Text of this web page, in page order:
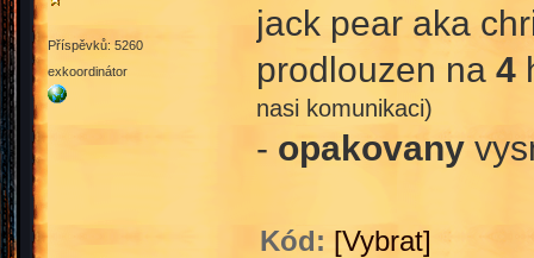
Příspěvků: 5260
exkoordinátor
jack pear aka
prodlouzen na 4
nasi komunikaci)
- opakovany
Kód: [Vybrat]